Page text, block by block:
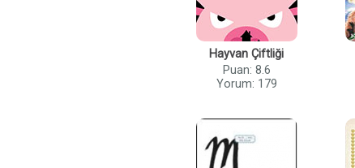
Hayvan Çiftliği
Puan: 8.6
Yorum: 179